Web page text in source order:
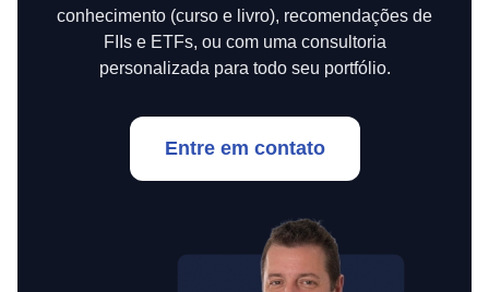
conhecimento (curso e livro), recomendações de
FIIs e ETFs, ou com uma consultoria
personalizada para todo seu portfólio.
Entre em contato